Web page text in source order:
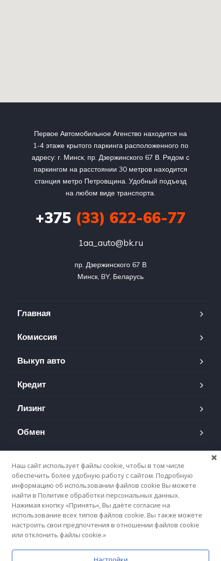
Первое Автомобильное Агенство находится на
1-4 этаже крытого паркинга расположенного по
адресу: г. Минск, пр. Дзержинского 67 В. Рядом с
паркингом на расстоянии 30 метров находится
станция метро Петровщина. Удобный подъезд
на любом виде транспорта.
+375 (33) 622-66-77
1aa_auto@bk.ru
пр. Дзержинского 67 В
Минск, BY, Беларусь
Главная
Комиссия
Выкуп авто
Кредит
Лизинг
Обмен
Политика обработки cookie
Политика обработки персональных данных
1AA© 2007 - 2022, все права защищены, ООО "Звездолёт",
Наш сайт использует файлы cookie, чтобы в том числе
обеспечить более удобную работу с сайтом. Подробную
информацию об использовании файлов cookie Вы можете
найти в Политике обработки персональных данных.
Нажимая кнопку «Принять», Вы даёте согласие на
использование всех типов файлов cookie. Вы также можете
настроить свои предпочтения в отношении файлов cookie
или отклонить файлы cookie.»